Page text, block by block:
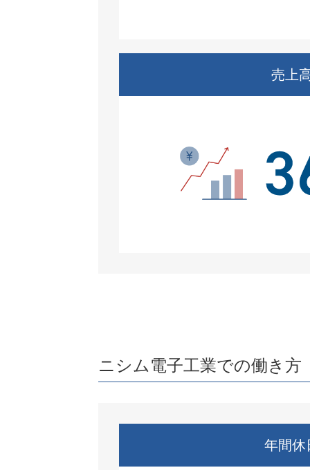
売上
ニシム電子工業での働き方
年間休